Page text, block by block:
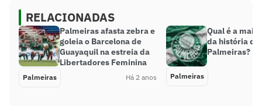
RELACIONADAS
Palmeiras afasta zebra e
goleia o Barcelona de
Guayaquil na estreia da
Libertadores Feminina
Palmeiras Há 2 anos
Qual é a
da história do
Palmeiras?
Palmeiras